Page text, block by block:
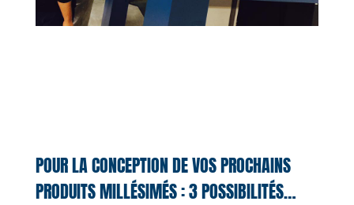
POUR LA CONCEPTION DE VOS PROCHAINS
PRODUITS MILLÉSIMÉS : 3 POSSIBILITÉS…